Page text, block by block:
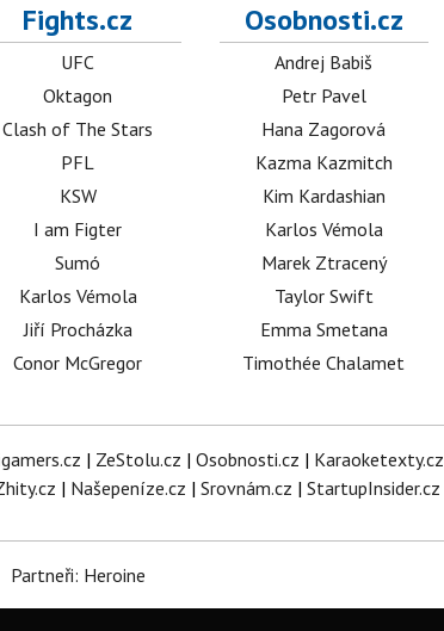
Fights.cz
UFC
Oktagon
Clash of The Stars
PFL
KSW
I am Figter
Sumó
Karlos Vémola
Jiří Procházka
Conor McGregor
Osobnosti.cz
Andrej Babiš
Petr Pavel
Hana Zagorová
Kazma Kazmitch
Kim Kardashian
Karlos Vémola
Marek Ztracený
Taylor Swift
Emma Smetana
Timothée Chalamet
| ZeStolu.cz | Osobnosti.cz | Karaoketexty.cz
| Našepeníze.cz | Srovnám.cz | StartupInsider.cz
Partneři: Heroine